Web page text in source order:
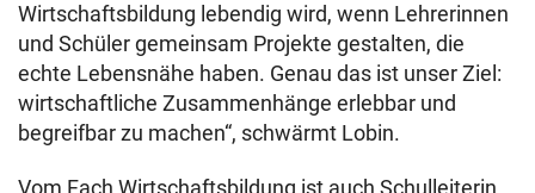
Wirtschaftsbildung lebendig wird, wenn Lehrerinnen
und Schüler gemeinsam Projekte gestalten, die
echte Lebensnähe haben. Genau das ist unser Ziel:
wirtschaftliche Zusammenhänge erlebbar und
begreifbar zu machen“, schwärmt Lobin.
Vom Fach Wirtschaftsbildung ist auch Schulleiterin